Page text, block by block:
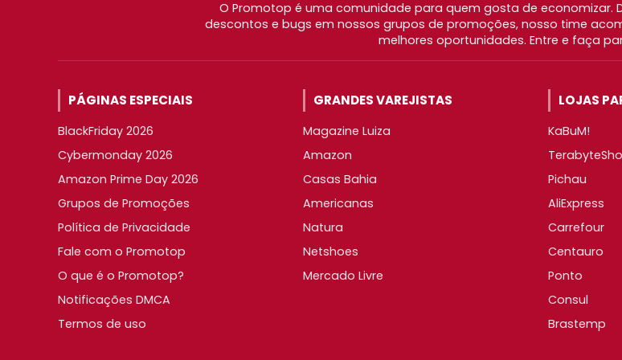
O Promotop é uma comunidade para quem gosta de economizar.
descontos e bugs em nossos grupos de promoções, nosso time
melhores oportunidades. Entre e faça
PÁGINAS ESPECIAIS
BlackFriday 2026
Cybermonday 2026
Amazon Prime Day 2026
Grupos de Promoções
Política de Privacidade
Fale com o Promotop
O que é o Promotop?
Notificações DMCA
Termos de uso
GRANDES VAREJISTAS
Magazine Luiza
Amazon
Casas Bahia
Americanas
Natura
Netshoes
Mercado Livre
LOJAS
KaBuM!
Pichau
AliExpress
Carrefour
Centauro
Ponto
Consul
Brastemp